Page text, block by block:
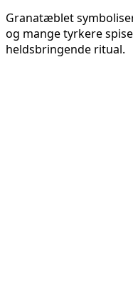
Granatæblet
og mange tyrkere
heldsbringende ritual.